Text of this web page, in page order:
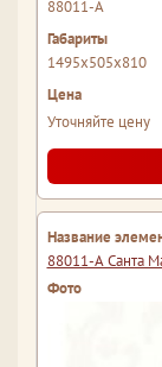
88011-А
1495x505x810
Уточняйте цену
88011-А Санта